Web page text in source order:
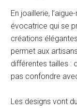
En joaillerie,
évocatrice qui se
créations
permet aux
différentes tailles :
pas confondre
Les designs vont